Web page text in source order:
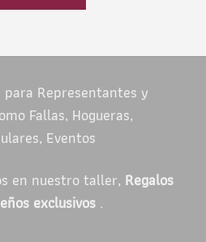
para Representantes y
Fallas, Hogueras,
Eventos
en nuestro taller, Regalos
exclusivos .